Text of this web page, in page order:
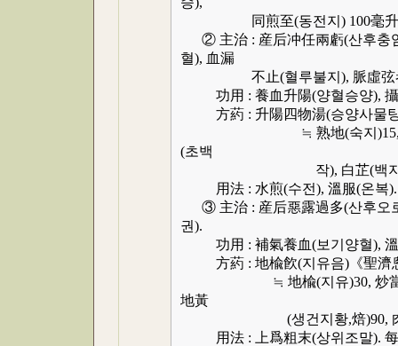
同煎至(동전지) 100毫升(호
② 主治 : 産后冲任兩虧(산후충
혈), 血漏
不止(혈루불지), 脈虛弦者
功用 : 養血升陽(양혈승양), 攝
方葯 : 升陽四物湯(승양사물탕
≒ 熟地(숙지)15, 當歸(당
(초백
작), 白芷(백지,炒黑) 各
用法 : 水煎(수전), 溫服(온복).
③ 主治 : 産后惡露過多(산후오
권).
功用 : 補氣養血(보기양혈), 溫
方葯 : 地楡飮(지유음)《聖濟
≒ 地楡(지유)30, 炒當歸(초
地黃
(생건지황,焙)90, 肉桂
用法 : 上爲粗末(상위조말). 每